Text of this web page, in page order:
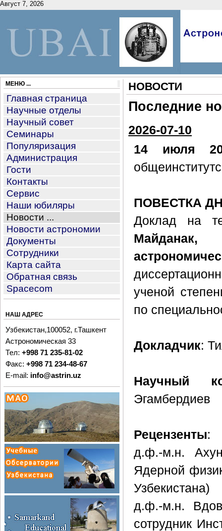
Август 7, 2026
МЕНЮ ...
Главная страница
Научные отделы
Научный совет
Семинары
Популяризация
Администрация
Гости
Контакты
Сервис
Наши юбиляры
Новости ...
Новости астрономии
Документы
Сотрудники
Карта сайта
Обратная связь
Spacecom
НАШ АДРЕС
Узбекистан,100052, г.Ташкент
Астрономическая 33
Тел: +998 71 235-81-02
Факс: +998 71 234-48-67
E-mail: info@astrin.uz
НОВОСТИ
Последние
2026-07-10
14 июля
ПОВЕСТКА
Доклад на
ученой
по
Докладчик:
Научный
Эгамбердиев
Рецензенты:
д.ф.-м.н.
Ядерной
Узбекистана)
д.ф.-м.н.
сотрудник